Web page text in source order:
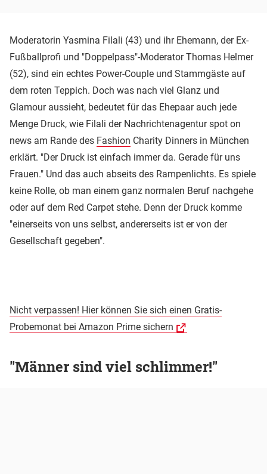
Moderatorin Yasmina Filali (43) und ihr Ehemann, der Ex-
Fußballprofi und "Doppelpass"-Moderator Thomas Helmer
(52), sind ein echtes Power-Couple und Stammgäste auf
dem roten Teppich. Doch was nach viel Glanz und
Glamour aussieht, bedeutet für das Ehepaar auch jede
Menge Druck, wie Filali der Nachrichtenagentur spot on
news am Rande des Fashion Charity Dinners in München
erklärt. "Der Druck ist einfach immer da. Gerade für uns
Frauen." Und das auch abseits des Rampenlichts. Es spiele
keine Rolle, ob man einem ganz normalen Beruf nachgehe
oder auf dem Red Carpet stehe. Denn der Druck komme
"einerseits von uns selbst, andererseits ist er von der
Gesellschaft gegeben".
Nicht verpassen! Hier können Sie sich einen Gratis-
Probemonat bei Amazon Prime sichern
"Männer sind viel schlimmer!"